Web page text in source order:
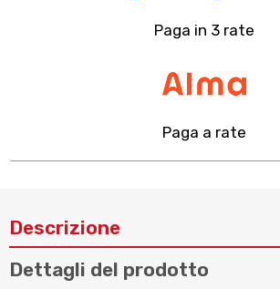
Paga in 3 rate
Paga a rate
Descrizione
Dettagli del prodotto